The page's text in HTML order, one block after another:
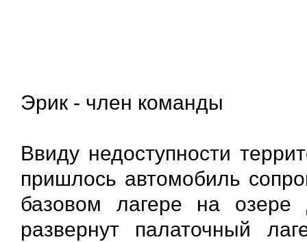
Эрик - член команды
Ввиду недоступности
пришлось автомобиль
базовом лагере на
развернут палаточный